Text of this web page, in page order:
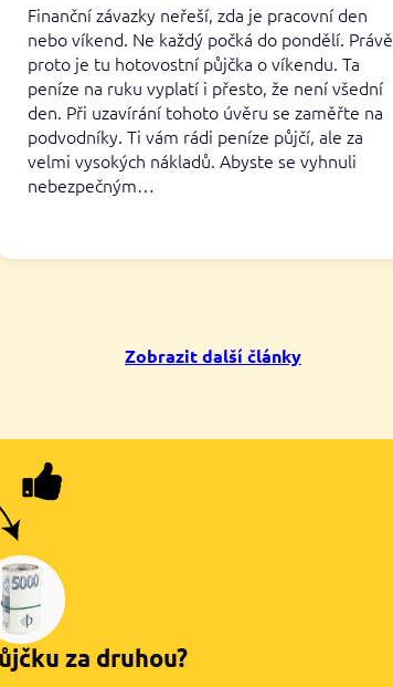
Finanční závazky neřeší, zda je pracovní den
nebo víkend. Ne každý počká do pondělí. Právě
proto je tu hotovostní půjčka o víkendu. Ta
peníze na ruku vyplatí i přesto, že není všední
den. Při uzavírání tohoto úvěru se zaměřte na
podvodníky. Ti vám rádi peníze půjčí, ale za
velmi vysokých nákladů. Abyste se vyhnuli
nebezpečným…
Zobrazit další články
za druhou?